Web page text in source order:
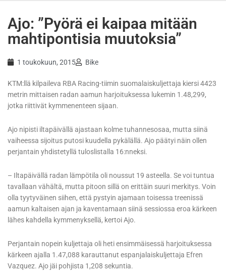
Ajo: ”Pyörä ei kaipaa mitään
mahtipontisia muutoksia”
1 toukokuun, 2015 Bike
KTM:llä kilpaileva RBA Racing-tiimin suomalaiskuljettaja kiersi 4423
metrin mittaisen radan aamun harjoituksessa lukemin 1.48,299,
jotka riittivät kymmenenteen sijaan.
Ajo nipisti iltapäivällä ajastaan kolme tuhannesosaa, mutta siinä
vaiheessa sijoitus putosi kuudella pykälällä. Ajo päätyi näin ollen
perjantain yhdistetyllä tuloslistalla 16:nneksi.
– Iltapäivällä radan lämpötila oli noussut 19 asteella. Se voi tuntua
tavallaan vähältä, mutta pitoon sillä on erittäin suuri merkitys. Voin
olla tyytyväinen siihen, että pystyin ajamaan toisessa treenissä
aamun kaltaisen ajan ja kaventamaan siinä sessiossa eroa kärkeen
lähes kahdella kymmenyksellä, kertoi Ajo.
Perjantain nopein kuljettaja oli heti ensimmäisessä harjoituksessa
kärkeen ajalla 1.47,088 karauttanut espanjalaiskuljettaja Efren
Vazquez. Ajo jäi pohjista 1,208 sekuntia.